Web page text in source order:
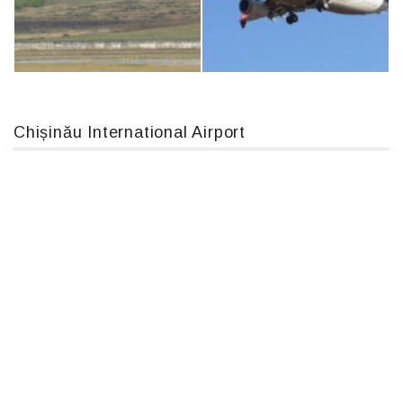
Airbus A319-114 D-AILN, Lufthansa, Франкфурт-Кишинев, 24/06/18
Chișinău International Airport